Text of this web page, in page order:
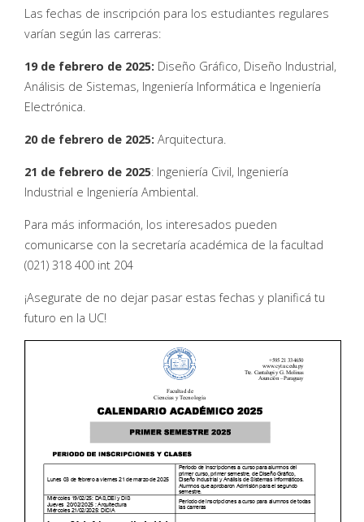
Las fechas de inscripción para los estudiantes regulares
varían según las carreras:
19 de febrero de 2025: Diseño Gráfico, Diseño Industrial,
Análisis de Sistemas, Ingeniería Informática e Ingeniería
Electrónica.
20 de febrero de 2025: Arquitectura.
21 de febrero de 2025: Ingeniería Civil, Ingeniería
Industrial e Ingeniería Ambiental.
Para más información, los interesados pueden
comunicarse con la secretaría académica de la facultad
(021) 318 400 int 204
¡Asegurate de no dejar pasar estas fechas y planificá tu
futuro en la UC!